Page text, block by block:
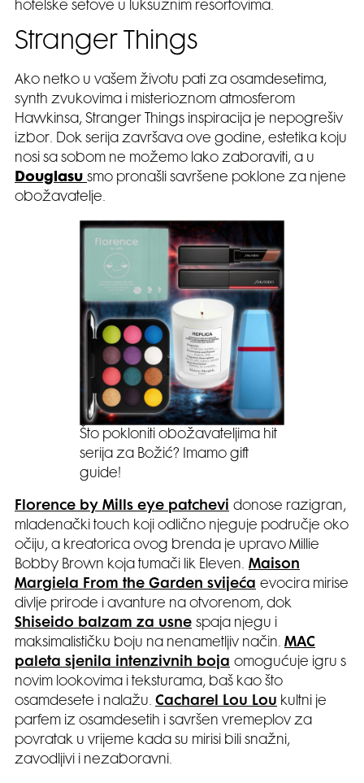
hotelske setove u luksuznim resortovima.
Stranger Things
Ako netko u vašem životu pati za osamdesetima,
synth zvukovima i misterioznom atmosferom
Hawkinsa, Stranger Things inspiracija je nepogrešiv
izbor. Dok serija završava ove godine, estetika koju
nosi sa sobom ne možemo lako zaboraviti, a u
Douglasu smo pronašli savršene poklone za njene
obožavatelje.
Što pokloniti obožavateljima hit
serija za Božić? Imamo gift
guide!
Florence by Mills eye patchevi
donose razigran,
mladenački touch koji odlično njeguje područje oko
očiju, a kreatorica ovog brenda je upravo Millie
Bobby Brown koja tumači lik Eleven. Maison
Margiela From the Garden svijeća evocira mirise
divlje prirode i avanture na otvorenom, dok
Shiseido balzam za usne spaja njegu i
maksimalističku boju na nenametljiv način. MAC
paleta sjenila intenzivnih boja omogućuje igru s
novim lookovima i teksturama, baš kao što
osamdesete i nalažu. Cacharel Lou Lou kultni je
parfem iz osamdesetih i savršen vremeplov za
povratak u vrijeme kada su mirisi bili snažni,
zavodljivi i nezaboravni.